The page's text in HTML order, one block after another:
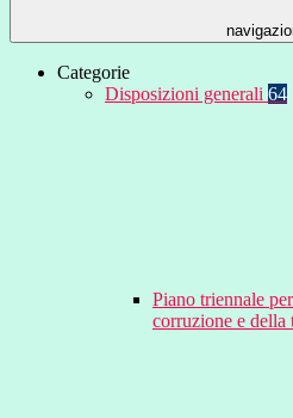
Categorie
Disposizioni generali 64
Piano triennale
corruzione e della